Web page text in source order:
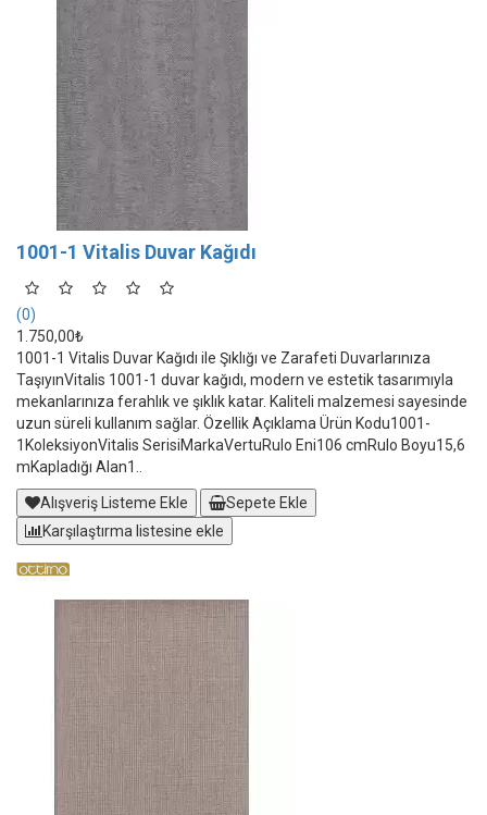
1001-1 Vitalis Duvar Kağıdı
(0)
1.750,00₺
1001-1 Vitalis Duvar Kağıdı ile Şıklığı ve Zarafeti Duvarlarınıza
TaşıyınVitalis 1001-1 duvar kağıdı, modern ve estetik tasarımıyla
mekanlarınıza ferahlık ve şıklık katar. Kaliteli malzemesi sayesinde
uzun süreli kullanım sağlar. Özellik Açıklama Ürün Kodu1001-
1KoleksiyonVitalis SerisiMarkaVertuRulo Eni106 cmRulo Boyu15,6
mKapladığı Alan1..
Alışveriş Listeme Ekle
Sepete Ekle
Karşılaştırma listesine ekle